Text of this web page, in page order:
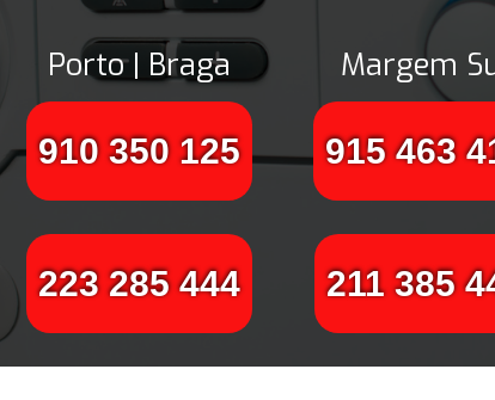
Porto | Braga
910 350 125
223 285 444
Margem
915 463
211 385